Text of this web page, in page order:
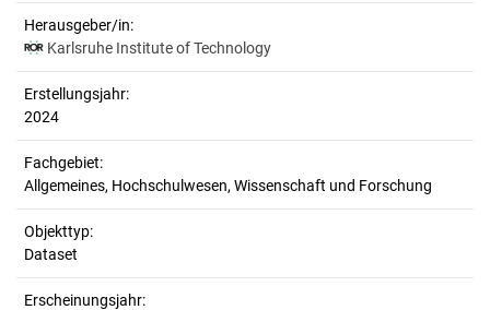
Herausgeber/in:
Karlsruhe Institute of Technology
Erstellungsjahr:
2024
Fachgebiet:
Allgemeines, Hochschulwesen, Wissenschaft und Forschung
Objekttyp:
Dataset
Erscheinungsjahr: